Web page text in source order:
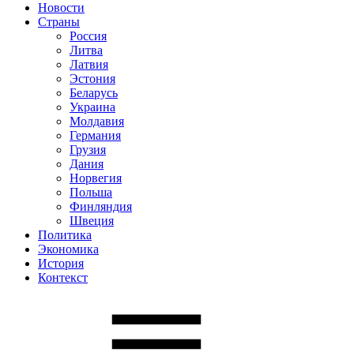
Новости
Страны
Россия
Литва
Латвия
Эстония
Беларусь
Украина
Молдавия
Германия
Грузия
Дания
Норвегия
Польша
Финляндия
Швеция
Политика
Экономика
История
Контекст